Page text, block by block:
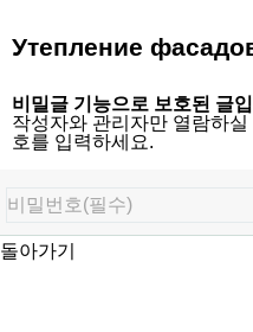
Утепление
비밀글 기능으로 보호된 글
작성자와 관리자만 열람하
호를 입력하세요.
돌아가기